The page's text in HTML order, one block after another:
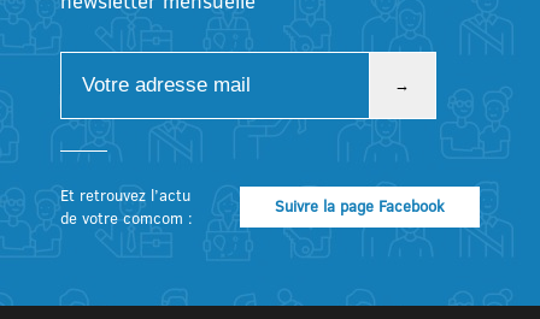
Et retrouvez l’actu
de votre comcom :
Suivre la page Facebook